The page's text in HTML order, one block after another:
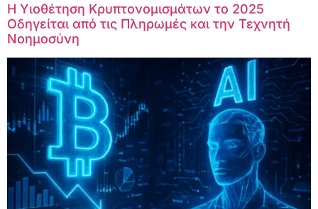
Η Υιοθέτηση Κρυπτονομισμάτων το 2025
Οδηγείται από τις Πληρωμές και την Τεχνητή
Νοημοσύνη